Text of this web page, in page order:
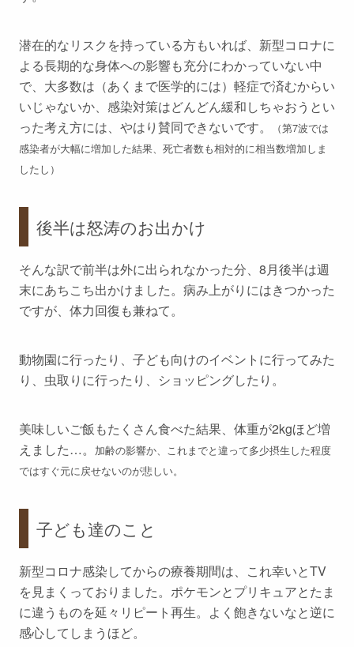
潜在的なリスクを持っている方もいれば、新型コロナに
よる長期的な身体への影響も充分にわかっていない中
で、大多数は（あくまで医学的には）軽症で済むからい
いじゃないか、感染対策はどんどん緩和しちゃおうとい
った考え方には、やはり賛同できないです。
（第7波では
感染者が大幅に増加した結果、死亡者数も相対的に相当数増加しま
したし）
後半は怒涛のお出かけ
そんな訳で前半は外に出られなかった分、8月後半は週
末にあちこち出かけました。病み上がりにはきつかった
ですが、体力回復も兼ねて。
動物園に行ったり、子ども向けのイベントに行ってみた
り、虫取りに行ったり、ショッピングしたり。
美味しいご飯もたくさん食べた結果、体重が2kgほど増
えました…。
加齢の影響か、これまでと違って多少摂生した程度
ではすぐ元に戻せないのが悲しい。
子ども達のこと
新型コロナ感染してからの療養期間は、これ幸いとTV
を見まくっておりました。ポケモンとプリキュアとたま
に違うものを延々リピート再生。よく飽きないなと逆に
感心してしまうほど。